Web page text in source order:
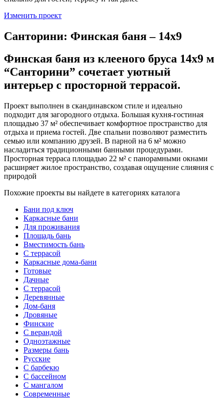
Изменить проект
Санторини: Финская баня – 14х9
Финская баня из клееного бруса 14x9 м
“Санторини” сочетает уютный
интерьер с просторной террасой.
Проект выполнен в скандинавском стиле и идеально
подходит для загородного отдыха. Большая кухня-гостиная
площадью 37 м² обеспечивает комфортное пространство для
отдыха и приема гостей. Две спальни позволяют разместить
семью или компанию друзей. В парной на 6 м² можно
насладиться традиционными банными процедурами.
Просторная терраса площадью 22 м² с панорамными окнами
расширяет жилое пространство, создавая ощущение слияния с
природой
Похожие проекты вы найдете в категориях каталога
Бани под ключ
Каркасные бани
Для проживания
Площадь бань
Вместимость бань
С террасой
Каркасные дома-бани
Готовые
Дачные
С террасой
Деревянные
Дом-баня
Дровяные
Финские
С верандой
Одноэтажные
Размеры бань
Русские
С барбекю
С бассейном
С мангалом
Современные